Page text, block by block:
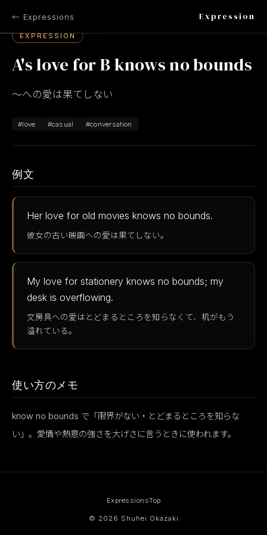
← Expressions Expression
EXPRESSION
A's love for B knows no bounds
〜への愛は果てしない
#love #casual #conversation
例文
Her love for old movies knows no bounds.
彼女の古い映画への愛は果てしない。
My love for stationery knows no bounds; my
desk is overflowing.
文房具への愛はとどまるところを知らなくて、机がもう
溢れている。
使い方のメモ
know no bounds で「限界がない・とどまるところを知らな
い」。愛情や熱意の強さを大げさに言うときに使われます。
ExpressionsTop
© 2026 Shuhei Okazaki